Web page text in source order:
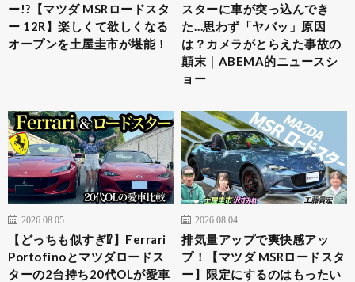
ー!?【マツダ MSRロードスタ
ー 12R】楽しくて欲しくなる
オープンを土屋圭市が堪能！
スターに車が突っ込んでき
た…思わず「ヤバッ」原因
は？カメラがとらえた事故の
顛末｜ABEMA的ニュースシ
ョー
2026.08.05
【どっちも似すぎ⁉︎】Ferrari
Portofinoとマツダロードス
ターの2台持ち20代OLが愛車
2026.08.04
排気量アップで爽快感アッ
プ！【マツダ MSRロードスタ
ー】限定にするのはもったい